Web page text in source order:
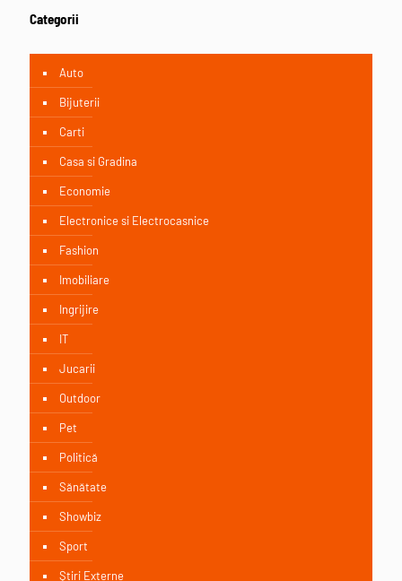
Categorii
Auto
Bijuterii
Carti
Casa si Gradina
Economie
Electronice si Electrocasnice
Fashion
Imobiliare
Ingrijire
IT
Jucarii
Outdoor
Pet
Politică
Sănătate
Showbiz
Sport
Știri Externe